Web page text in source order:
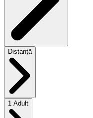
Distanţă
1 Adult